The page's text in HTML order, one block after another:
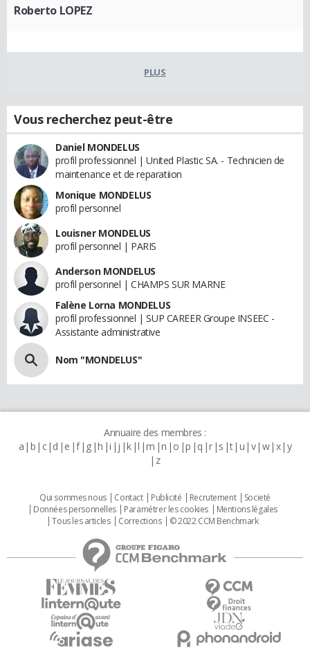
Roberto LOPEZ
PLUS
Vous recherchez peut-être
Daniel MONDELUS
profil professionnel | United Plastic SA. - Technicien de
maintenance et de reparatiion
Monique MONDELUS
profil personnel
Louisner MONDELUS
profil personnel | PARIS
Anderson MONDELUS
profil personnel | CHAMPS SUR MARNE
Falène Lorna MONDELUS
profil professionnel | SUP CAREER Groupe INSEEC -
Assistante administrative
Nom "MONDELUS"
Annuaire des membres :
a b c d e f g h i j k l m n o p q r s t u v w x y
z
Qui sommes nous Contact Publicité Recrutement
Societé
Données personnelles
Paramétrer les cookies
Mentions légales
Tous les articles
Corrections © 2022 CCM Benchmark